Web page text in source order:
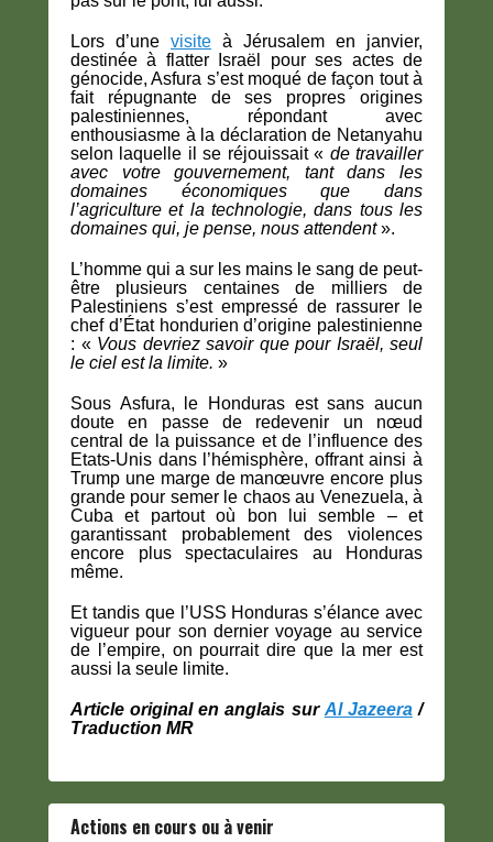
Lors d’une visite à Jérusalem en janvier,
destinée à flatter Israël pour ses actes de
génocide, Asfura s’est moqué de façon tout à
fait répugnante de ses propres origines
palestiniennes, répondant avec
enthousiasme à la déclaration de Netanyahu
selon laquelle il se réjouissait « de travailler
avec votre gouvernement, tant dans les
domaines économiques que dans
l’agriculture et la technologie, dans tous les
domaines qui, je pense, nous attendent».
L’homme qui a sur les mains le sang de peut-
être plusieurs centaines de milliers de
Palestiniens s’est empressé de rassurer le
chef d’État hondurien d’origine palestinienne
: « Vous devriez savoir que pour Israël, seul
le ciel est la limite. »
Sous Asfura, le Honduras est sans aucun
doute en passe de redevenir un nœud
central de la puissance et de l’influence des
Etats-Unis dans l’hémisphère, offrant ainsi à
Trump une marge de manœuvre encore plus
grande pour semer le chaos au Venezuela, à
Cuba et partout où bon lui semble – et
garantissant probablement des violences
encore plus spectaculaires au Honduras
même.
Et tandis que l’USS Honduras s’élance avec
vigueur pour son dernier voyage au service
de l’empire, on pourrait dire que la mer est
aussi la seule limite.
Article original en anglais sur Al Jazeera/
Traduction MR
Actions en cours ou à venir